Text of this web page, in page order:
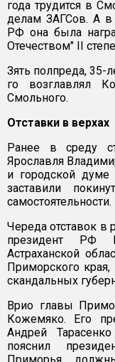
года трудится в
делам ЗАГСов. А в
РФ она была
Отечеством" II
Зять полпреда, 35-
го возглавлял
Смольного.
Отставки в верхах
Ранее в среду
Ярославля
и городской думе
заставили
самостоятельности.
Череда отставок в
президент РФ
Астраханской
Приморского
скандальных
Врио главы
Кожемяко. Его
Андрей
пояснил
Приморья